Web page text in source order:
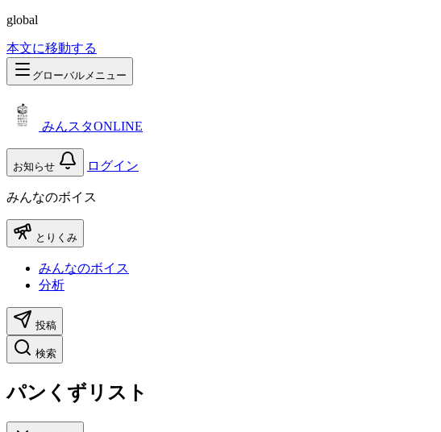
global
本文に移動する
グローバルメニュー
みんスタONLINE
お知らせ ログイン
みんなのボイス
とりくみ
みんなのボイス
分析
投稿
検索
パンくずリスト